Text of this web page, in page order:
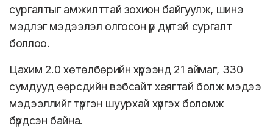
сургалтыг амжилттай зохион байгуулж, шинэ
мэдлэг мэдээлэл олгосон үр дүнтэй сургалт
боллоо.
Цахим 2.0 хөтөлбөрийн хүрээнд 21 аймаг, 330
сумдууд өөрсдийн вэбсайт хаягтай болж мэдээ
мэдээллийг түргэн шуурхай хүргэх боломж
бүрдсэн байна.